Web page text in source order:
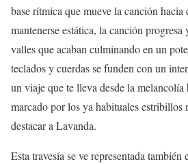
base rítmica que mueve la canción hacia
mantenerse estática, la canción
valles que acaban culminando en un
teclados y cuerdas se funden con un
un viaje que te lleva desde la melancolía
marcado por los ya habituales estribillos
destacar a Lavanda.
Esta travesía se ve representada también